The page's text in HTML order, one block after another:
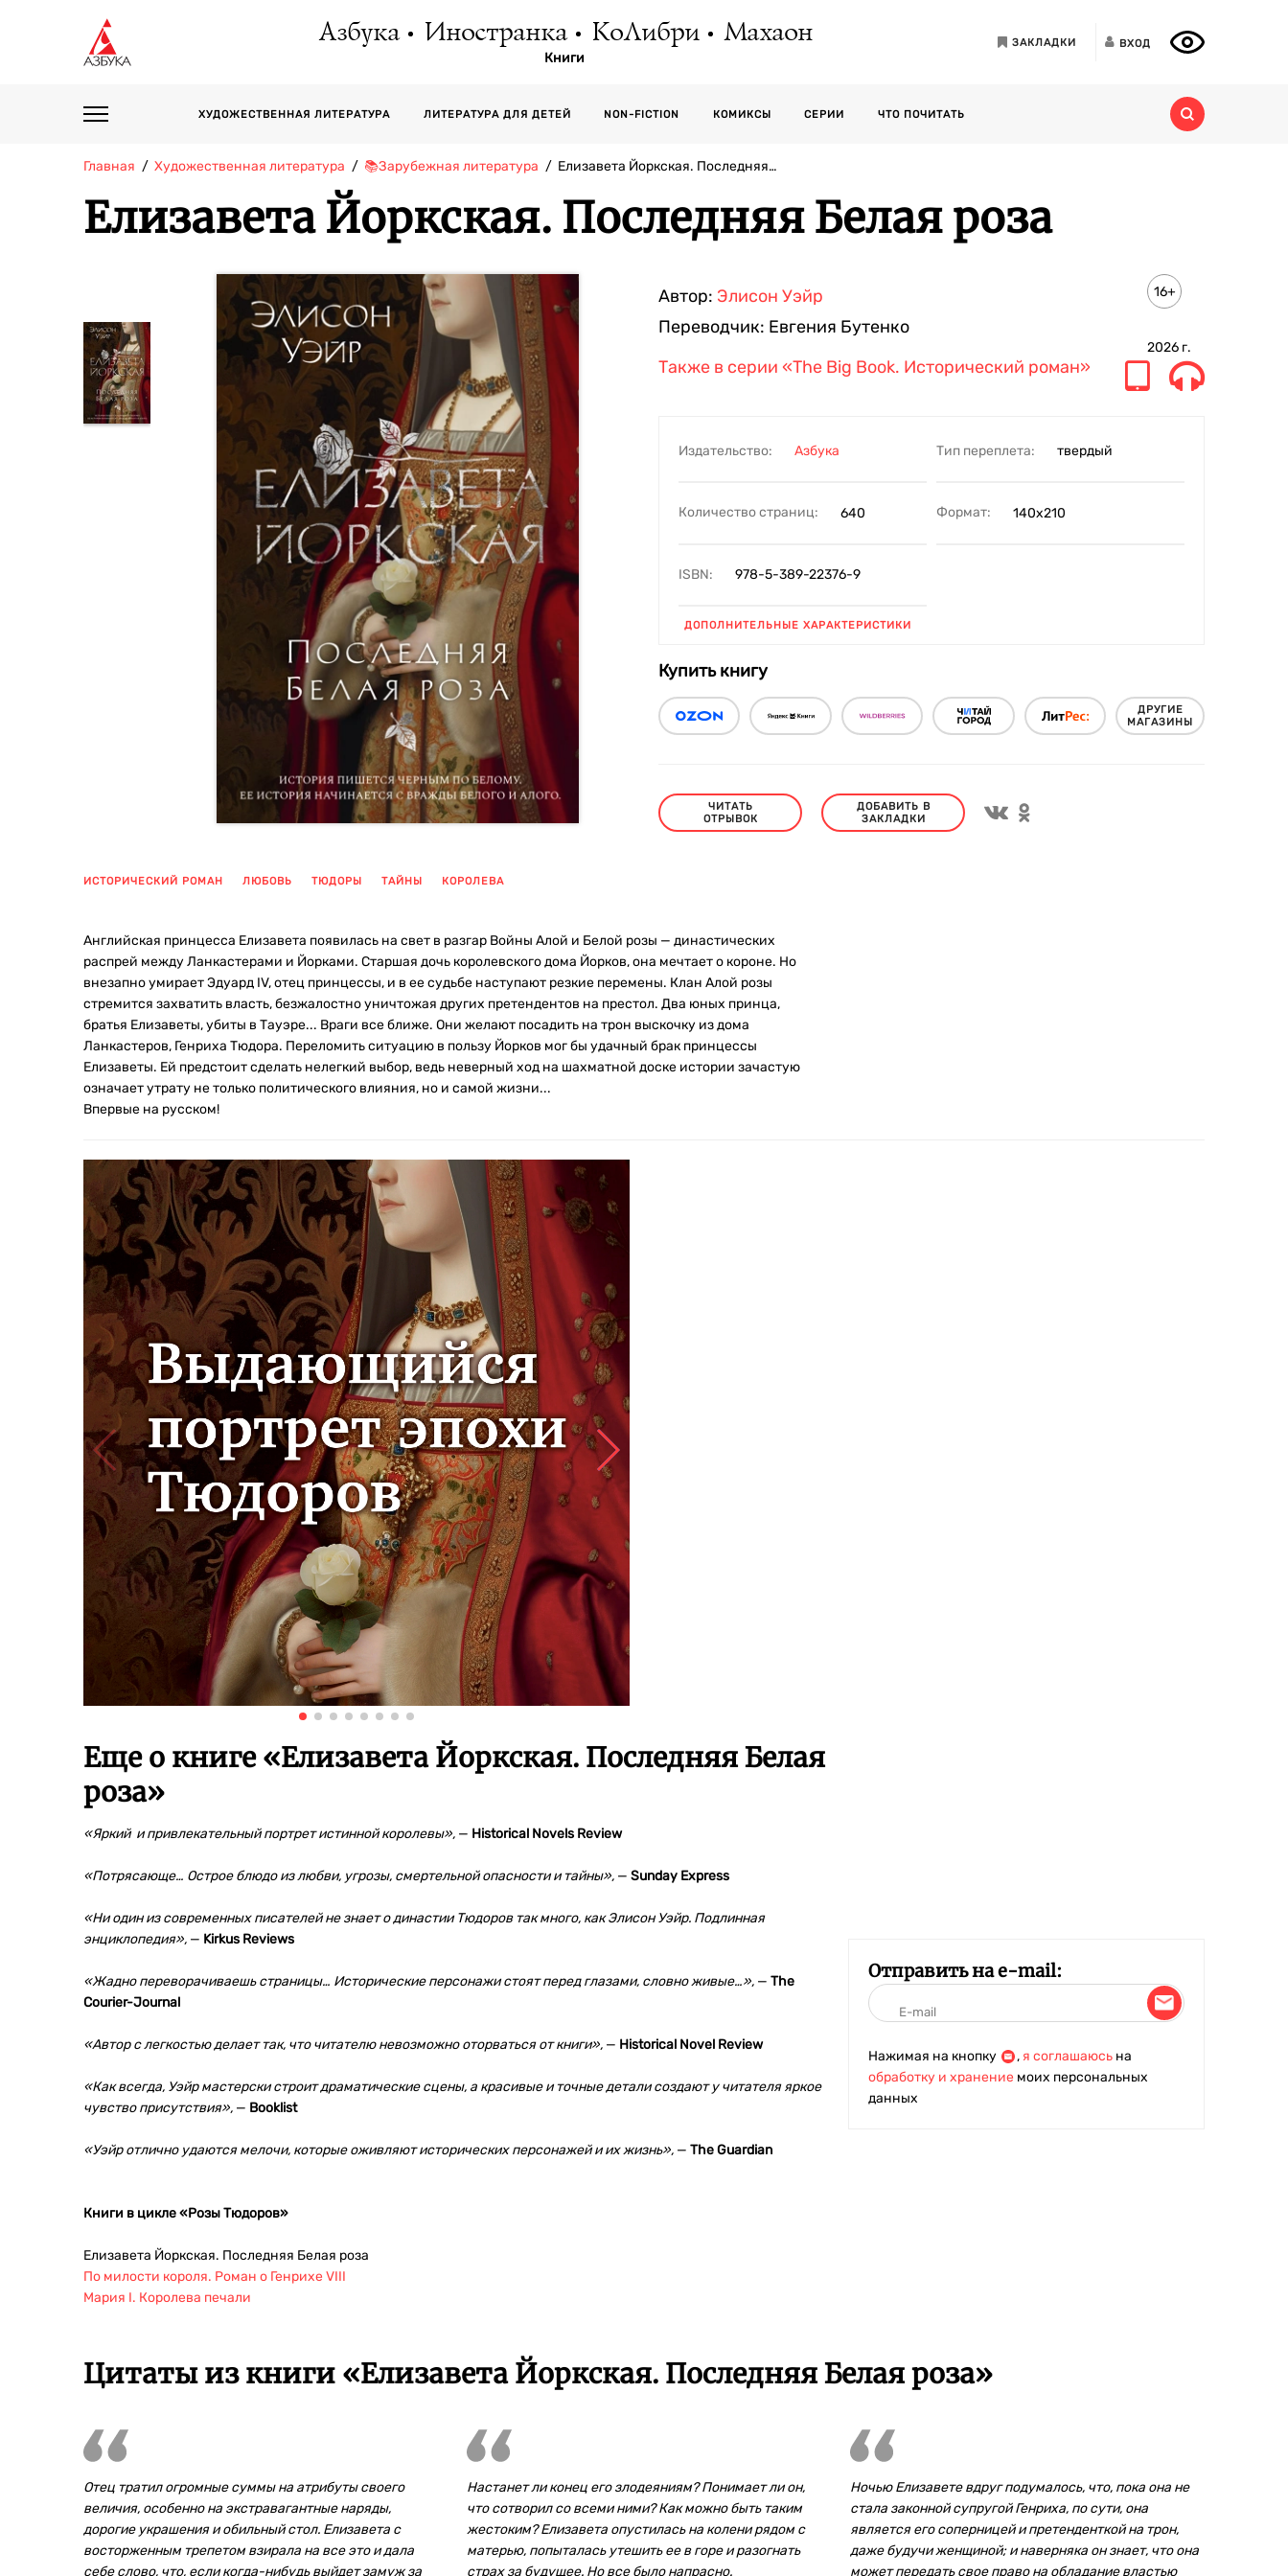
Азбука Иностранка КоЛибри Махаон
Книги
ЗАКЛАДКИ ВХОД
ХУДОЖЕСТВЕННАЯ ЛИТЕРАТУРА ЛИТЕРАТУРА ДЛЯ ДЕТЕЙ NON-FICTION КОМИКСЫ СЕРИИ ЧТО ПОЧИТАТЬ
Главная Художественная литература 📚Зарубежная литература Елизавета Йоркская. Последняя…
Елизавета Йоркская. Последняя Белая роза
ИСТОРИЧЕСКИЙ РОМАН ЛЮБОВЬ ТЮДОРЫ ТАЙНЫ КОРОЛЕВА
Автор: Элисон Уэйр
Переводчик: Евгения Бутенко
16+
2026 г.
Также в серии «The Big Book. Исторический роман»
Издательство: Азбука Тип переплета: твердый
Количество страниц: 640 Формат: 140х210
ISBN: 978-5-389-22376-9
ДОПОЛНИТЕЛЬНЫЕ ХАРАКТЕРИСТИКИ
Купить книгу
ДРУГИЕ
МАГАЗИНЫ
ЧИТАТЬ
ОТРЫВОК
ДОБАВИТЬ В
ЗАКЛАДКИ
Английская принцесса Елизавета появилась на свет в разгар Войны Алой и Белой розы — династических
распрей между Ланкастерами и Йорками. Старшая дочь королевского дома Йорков, она мечтает о короне. Но
внезапно умирает Эдуард IV, отец принцессы, и в ее судьбе наступают резкие перемены. Клан Алой розы
стремится захватить власть, безжалостно уничтожая других претендентов на престол. Два юных принца,
братья Елизаветы, убиты в Тауэре... Враги все ближе. Они желают посадить на трон выскочку из дома
Ланкастеров, Генриха Тюдора. Переломить ситуацию в пользу Йорков мог бы удачный брак принцессы
Елизаветы. Ей предстоит сделать нелегкий выбор, ведь неверный ход на шахматной доске истории зачастую
означает утрату не только политического влияния, но и самой жизни...
Впервые на русском!
Еще о книге «Елизавета Йоркская. Последняя Белая
роза»
«Яркий и привлекательный портрет истинной королевы», — Historical Novels Review
«Потрясающе… Острое блюдо из любви, угрозы, смертельной опасности и тайны», — Sunday Express
«Ни один из современных писателей не знает о династии Тюдоров так много, как Элисон Уэйр. Подлинная
энциклопедия», — Kirkus Reviews
«Жадно переворачиваешь страницы… Исторические персонажи стоят перед глазами, словно живые…», — The
Courier-Journal
«Автор с легкостью делает так, что читателю невозможно оторваться от книги», — Historical Novel Review
«Как всегда, Уэйр мастерски строит драматические сцены, а красивые и точные детали создают у читателя яркое
чувство присутствия», — Booklist
«Уэйр отлично удаются мелочи, которые оживляют историческиx персонажей и их жизнь», — The Guardian
Книги в цикле «Розы Тюдоров»
Елизавета Йоркская. Последняя Белая роза
По милости короля. Роман о Генрихе VIII
Мария I. Королева печали
Отправить на e-mail:
Нажимая на кнопку , я соглашаюсь на
обработку и хранение моих персональных
данных
Цитаты из книги «Елизавета Йоркская. Последняя Белая роза»
Отец тратил огромные суммы на атрибуты своего
величия, особенно на экстравагантные наряды,
дорогие украшения и обильный стол. Елизавета с
восторженным трепетом взирала на все это и дала
себе слово, что, если когда-нибудь выйдет замуж за
Настанет ли конец его злодеяниям? Понимает ли он,
что сотворил со всеми ними? Как можно быть таким
жестоким? Елизавета опустилась на колени рядом с
матерью, попыталась утешить ее в горе и разогнать
страх за будущее. Но все было напрасно.
Ночью Елизавете вдруг подумалось, что, пока она не
стала законной супругой Генриха, по сути, она
является его соперницей и претенденткой на трон,
даже будучи женщиной; и наверняка он знает, что она
может передать свое право на обладание властью